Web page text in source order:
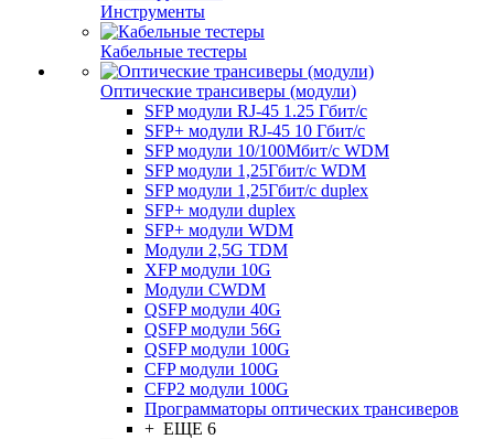
Инструменты
Кабельные тестеры
Оптические трансиверы (модули)
SFP модули RJ-45 1.25 Гбит/c
SFP+ модули RJ-45 10 Гбит/c
SFP модули 10/100Мбит/с WDM
SFP модули 1,25Гбит/с WDM
SFP модули 1,25Гбит/с duplex
SFP+ модули duplex
SFP+ модули WDM
Модули 2,5G TDM
XFP модули 10G
Модули CWDM
QSFP модули 40G
QSFP модули 56G
QSFP модули 100G
CFP модули 100G
CFP2 модули 100G
Программаторы оптических трансиверов
+ ЕЩЕ 6